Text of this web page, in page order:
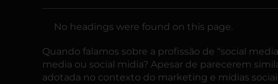
No headings were found on this page.
Quando falamos sobre a profissão de “social media
media ou social midia? Apesar de parecerem
adotada no contexto do marketing e mídias